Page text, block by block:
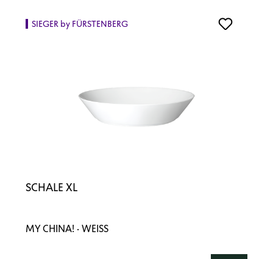
SIEGER by FÜRSTENBERG
SCHALE XL
MY CHINA! · WEISS